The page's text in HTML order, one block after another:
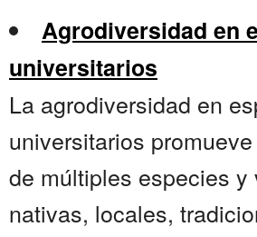
Agrodiversidad en
universitarios
La agrodiversidad en
universitarios
de múltiples especies
nativas, locales,